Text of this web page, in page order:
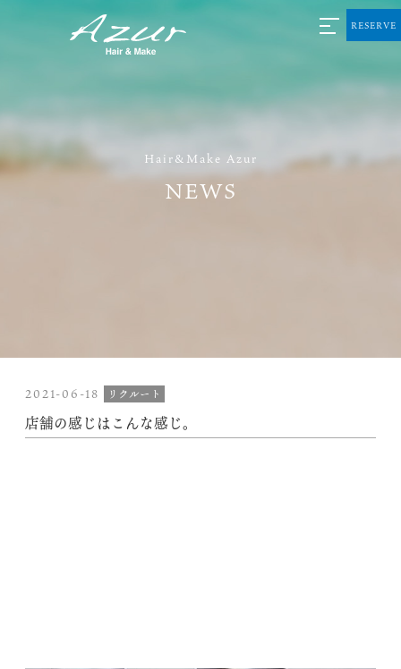
Hair&Make Azur
NEWS
RESERVE
2021-06-18 リクルート
店舗の感じはこんな感じ。